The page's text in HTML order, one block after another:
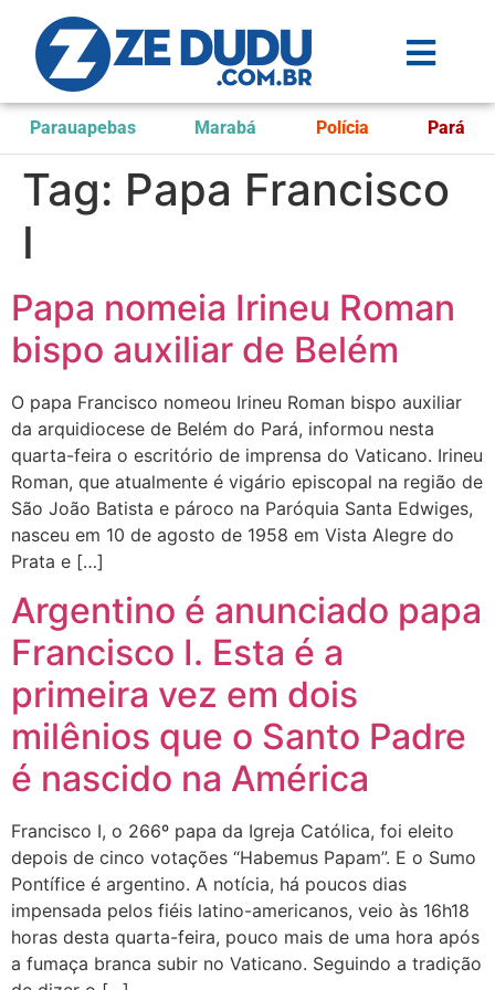
Parauapebas Marabá Polícia Pará
Tag: Papa Francisco
I
Papa nomeia Irineu Roman
bispo auxiliar de Belém
O papa Francisco nomeou Irineu Roman bispo auxiliar
da arquidiocese de Belém do Pará, informou nesta
quarta-feira o escritório de imprensa do Vaticano. Irineu
Roman, que atualmente é vigário episcopal na região de
São João Batista e pároco na Paróquia Santa Edwiges,
nasceu em 10 de agosto de 1958 em Vista Alegre do
Prata e […]
Argentino é anunciado papa
Francisco I. Esta é a
primeira vez em dois
milênios que o Santo Padre
é nascido na América
Francisco I, o 266º papa da Igreja Católica, foi eleito
depois de cinco votações “Habemus Papam”. E o Sumo
Pontífice é argentino. A notícia, há poucos dias
impensada pelos fiéis latino-americanos, veio às 16h18
horas desta quarta-feira, pouco mais de uma hora após
a fumaça branca subir no Vaticano. Seguindo a tradição